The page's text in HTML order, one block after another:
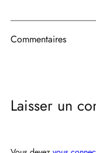
Commentaires
Laisser un